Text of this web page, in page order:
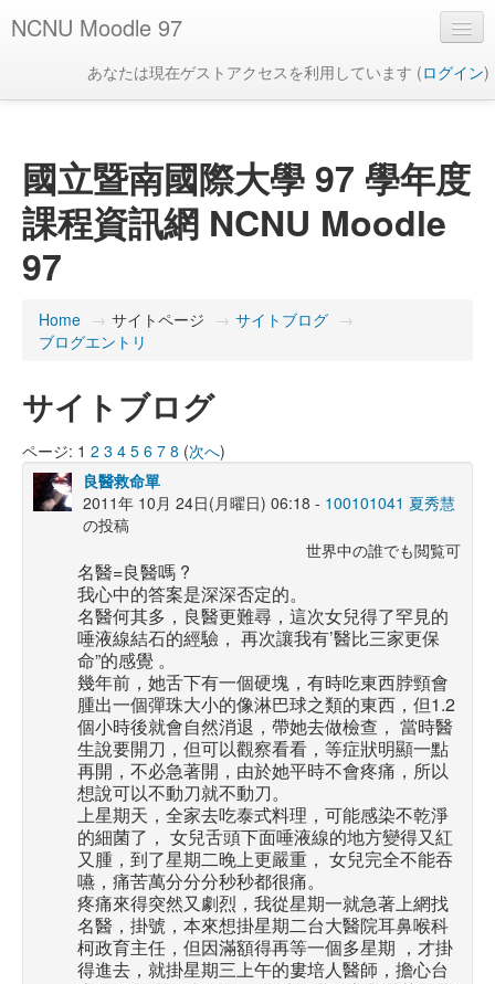
NCNU Moodle 97
あなたは現在ゲストアクセスを利用しています (ログイン)
國立暨南國際大學 97 學年度
課程資訊網 NCNU Moodle
97
Home → サイトページ → サイトブログ →
ブログエントリ
サイトブログ
ページ: 1 2 3 4 5 6 7 8 (次へ)
良醫救命單
2011年 10月 24日(月曜日) 06:18 - 100101041 夏秀慧
の投稿
世界中の誰でも閲覧可
名醫=良醫嗎 ?
我心中的答案是深深否定的。
名醫何其多，良醫更難尋，這次女兒得了罕見的
唾液線結石的經驗， 再次讓我有’醫比三家更保
命”的感覺 。
幾年前，她舌下有一個硬塊，有時吃東西脖頸會
腫出一個彈珠大小的像淋巴球之類的東西，但1.2
個小時後就會自然消退，帶她去做檢查， 當時醫
生說要開刀，但可以觀察看看，等症狀明顯一點
再開，不必急著開，由於她平時不會疼痛，所以
想說可以不動刀就不動刀。
上星期天，全家去吃泰式料理，可能感染不乾淨
的細菌了， 女兒舌頭下面唾液線的地方變得又紅
又腫，到了星期二晚上更嚴重， 女兒完全不能吞
嚥，痛苦萬分分分秒秒都很痛。
疼痛來得突然又劇烈，我從星期一就急著上網找
名醫，掛號，本來想掛星期二台大醫院耳鼻喉科
柯政育主任，但因滿額得再等一個多星期 ，才掛
得進去，就掛星期三上午的婁培人醫師，擔心台